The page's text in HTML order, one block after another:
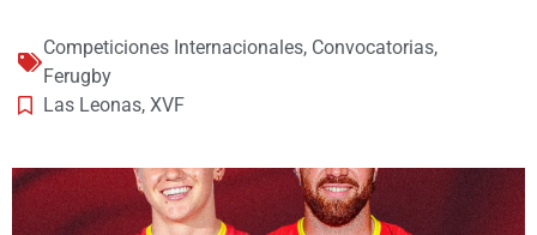
Competiciones Internacionales, Convocatorias,
Ferugby
Las Leonas, XVF